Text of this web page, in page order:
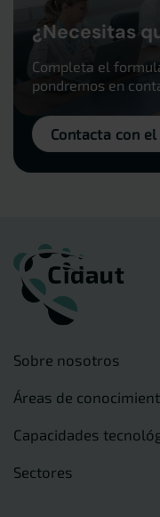
¿Necesitas
Completa el
pondremos en
Contacta con
Sobre nosotros
Áreas de
Capacidades
Sectores